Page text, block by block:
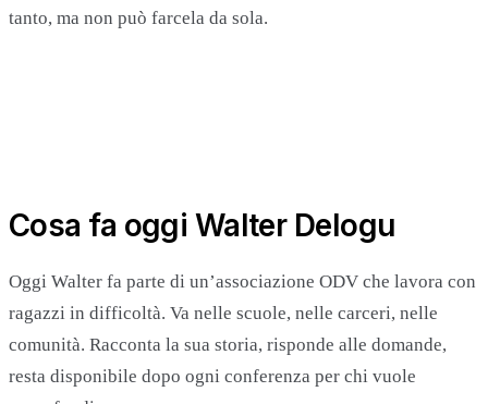
tanto, ma non può farcela da sola.
Cosa fa oggi Walter Delogu
Oggi Walter fa parte di un’associazione ODV che lavora con
ragazzi in difficoltà. Va nelle scuole, nelle carceri, nelle
comunità. Racconta la sua storia, risponde alle domande,
resta disponibile dopo ogni conferenza per chi vuole